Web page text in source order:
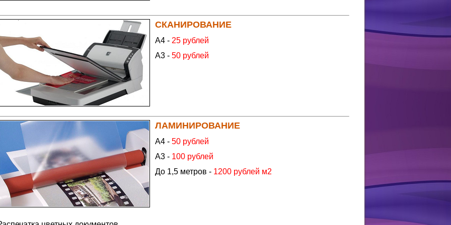
СКАНИРОВАНИЕ
А4 - 25 рублей
А3 - 50 рублей
ЛАМИНИРОВАНИЕ
А4 - 50 рублей
А3 - 100 рублей
До 1,5 метров - 1200 рублей м2